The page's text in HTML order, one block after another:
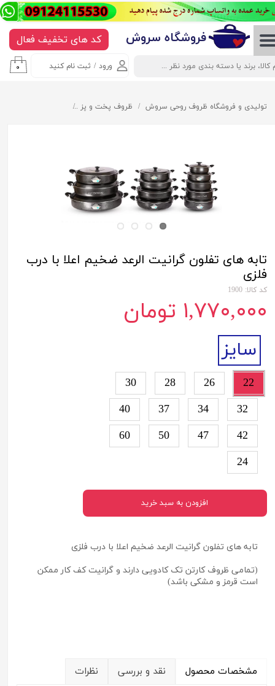
ورود / ثبت نام کنید
حساب کاربری من
تغییر گذر واژه
خروج از حساب کاربری
۰
​​​​​​​​فروشگاه سروش کد های تخفیف فعال
تولیدی و فروشگاه ظروف روحی سروش ظروف پخت و پز
تابه های تفلون گرانیت الرعد ضخیم اعلا با درب
فلزی
کد کالا: 1900
۱,۷۷۰,۰۰۰ تومان
سایز
22
26
28
30
32
34
37
40
42
47
50
60
24
افزودن به سبد خرید
تابه های تفلون گرانیت الرعد ضخیم اعلا با درب فلزی
(تمامی ظروف کارتن تک کادویی دارند و گرانیت کف کار ممکن
است قرمز و مشکی باشد)
مشخصات محصول نقد و بررسی نظرات